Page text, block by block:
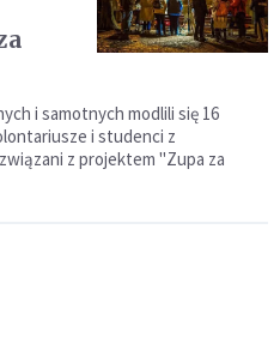
i samotnych modlili się 16
i studenci z
z projektem "Zupa za